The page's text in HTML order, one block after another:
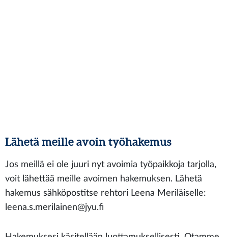
Lähetä meille avoin työhakemus
Jos meillä ei ole juuri nyt avoimia työpaikkoja tarjolla,
voit lähettää meille avoimen hakemuksen. Lähetä
hakemus sähköpostitse rehtori Leena Meriläiselle:
leena.s.merilainen@jyu.fi